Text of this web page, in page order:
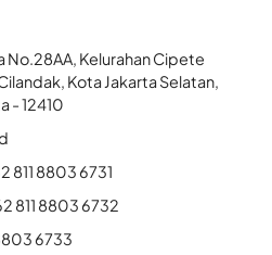
No.28AA, Kelurahan Cipete
Kota Jakarta Selatan,
- 12410
811 8803 6731
811 8803 6732
6733